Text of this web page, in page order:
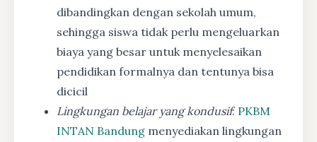
dibandingkan dengan sekolah umum,
sehingga siswa tidak perlu mengeluarkan
biaya yang besar untuk menyelesaikan
pendidikan formalnya dan tentunya bisa
dicicil
Lingkungan belajar yang kondusif: PKBM
INTAN Bandung menyediakan lingkungan